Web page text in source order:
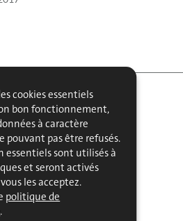
cookies essentiels
bon fonctionnement,
à caractère
pouvant pas être refusés.
essentiels sont utilisés à
et seront activés
les acceptez.
politique de
.
FAQ
GLOSSAIRE